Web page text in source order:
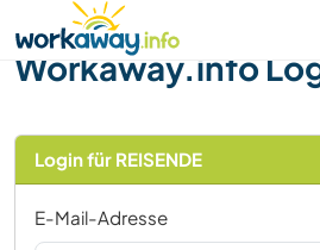
CONTENT
MAIN NAVIGATION
Workaway.info
Login für REISENDE
E-Mail-Adresse